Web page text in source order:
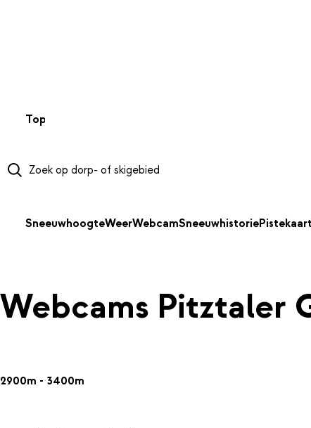
Top 50
SneeuwhoogteWeerWebcamSneeuwhistoriePistekaart
Webcams Pitztaler
2900m - 3400m